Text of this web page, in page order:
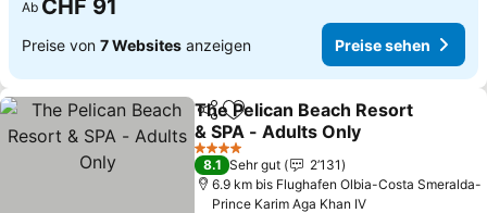
Ab CHF 91
Preise von 7 Websites anzeigen Preise sehen
TeilenZu Favoriten hinzufügen
The Pelican Beach Resort
& SPA - Adults Only
4 Sterne
8.1 Sehr gut
2’131
6.9 km bis Flughafen Olbia-Costa Smeralda-
Prince Karim Aga Khan IV